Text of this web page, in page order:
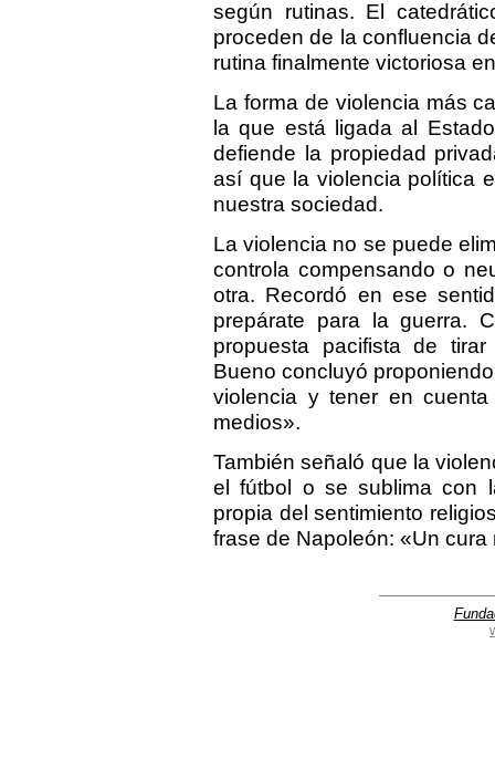
según rutinas. El
proceden de la confluencia
rutina finalmente victoriosa
La forma de violencia más
la que está ligada al
defiende la propiedad
así que la violencia política
nuestra sociedad.
La violencia no se puede
controla compensando o
otra. Recordó en ese
prepárate para la guerra.
propuesta pacifista de
Bueno concluyó
violencia y tener en
medios».
También señaló que la
el fútbol o se sublima con
propia del sentimiento
frase de Napoleón: «Un